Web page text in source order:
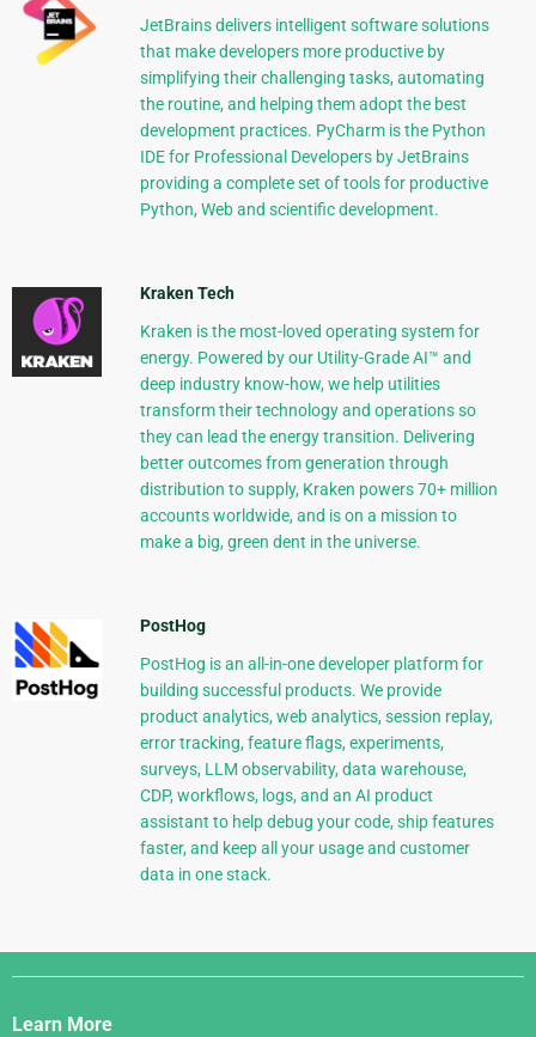
JetBrains delivers intelligent software solutions
that make developers more productive by
simplifying their challenging tasks, automating
the routine, and helping them adopt the best
development practices. PyCharm is the Python
IDE for Professional Developers by JetBrains
providing a complete set of tools for productive
Python, Web and scientific development.
Kraken Tech
Kraken is the most-loved operating system for
energy. Powered by our Utility-Grade AI™ and
deep industry know-how, we help utilities
transform their technology and operations so
they can lead the energy transition. Delivering
better outcomes from generation through
distribution to supply, Kraken powers 70+ million
accounts worldwide, and is on a mission to
make a big, green dent in the universe.
PostHog
PostHog is an all-in-one developer platform for
building successful products. We provide
product analytics, web analytics, session replay,
error tracking, feature flags, experiments,
surveys, LLM observability, data warehouse,
CDP, workflows, logs, and an AI product
assistant to help debug your code, ship features
faster, and keep all your usage and customer
data in one stack.
Django
Links
Learn More